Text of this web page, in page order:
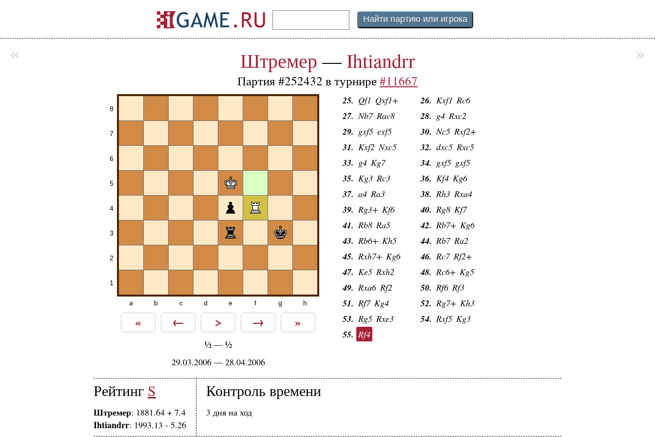
Штремер —Ihtiandrr
Партия #252432 в турнире#11667
8
7
6
5
4
3
2
1
a b c d e f g h
« ← > → »
½— ½
29.03.2006 — 28.04.2006
fxg3 Qd5 16. Nxc4 0-0
17. 0-0 Nd7 18. Rf4 f5
19. Raf1
21. Rf2 Qb1+
23. Rf2 Rfc8
25. Qf1 Qxf1+ 26. Kxf1 Rc6
27. Nb7 Rac8 28. g4 Rxc2
29. gxf5 exf5 30. Nc5 Rxf2+
31. Kxf2 Nxc5 32. dxc5 Rxc5
33. g4 Kg7 34. gxf5 gxf5
35. Kg3 Rc3 36. Kf4 Kg6
37. a4 Ra3 38. Rh3 Rxa4
39. Rg3+ Kf6 40. Rg8 Kf7
41. Rb8 Ra5 42. Rb7+ Kg6
43. Rb6+ Kh5 44. Rb7 Ra2
45. Rxh7+ Kg6 46. Rc7 Rf2+
47. Ke5 Rxh2 48. Rc6+ Kg5
49. Rxa6 Rf2 50. Rf6 Rf3
51. Rf7 Kg4 52. Rg7+ Kh3
53. Rg5 Rxe3 54. Rxf5 Kg3
55. Rf4
Рейтинг S
Штремер: 1881.64 + 7.4
Ihtiandrr: 1993.13 - 5.26
Контроль времени
3 дня на ход
« »